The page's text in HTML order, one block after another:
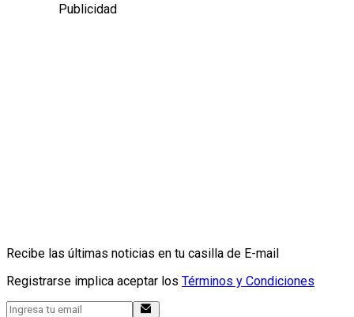
Publicidad
Recibe las últimas noticias en tu casilla de E-mail
Registrarse implica aceptar los Términos y Condiciones